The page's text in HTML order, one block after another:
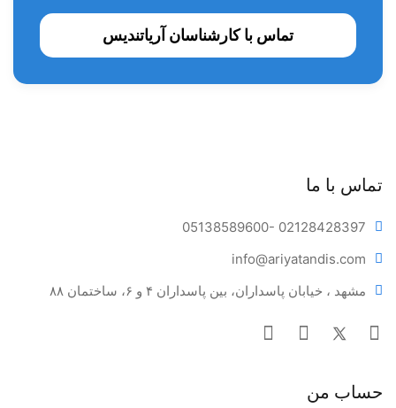
تماس با کارشناسان آریاتندیس
تماس با ما
05138589600- 02128428397
info@ariyatandis.com
مشهد ، خیابان پاسداران، بین پاسداران ۴ و ۶، ساختمان ۸۸
حساب من